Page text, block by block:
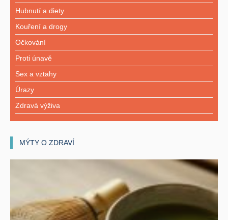
Hubnutí a diety
Kouření a drogy
Očkování
Proti únavě
Sex a vztahy
Úrazy
Zdravá výživa
MÝTY O ZDRAVÍ